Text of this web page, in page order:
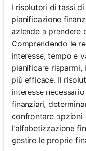
I risolutori di tassi
pianificazione
aziende a prendere
Comprendendo le
interesse, tempo e
pianificare
più efficace. Il
interesse
finanziari,
confrontare opzioni
l'alfabetizzazione
gestire le proprie